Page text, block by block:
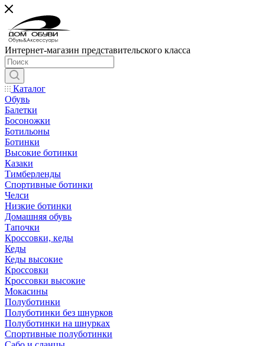
Интернет-магазин представительского класса
Каталог
Обувь
Балетки
Босоножки
Ботильоны
Ботинки
Высокие ботинки
Казаки
Тимберленды
Спортивные ботинки
Челси
Низкие ботинки
Домашняя обувь
Тапочки
Кроссовки, кеды
Кеды
Кеды высокие
Кроссовки
Кроссовки высокие
Мокасины
Полуботинки
Полуботинки без шнурков
Полуботинки на шнурках
Спортивные полуботинки